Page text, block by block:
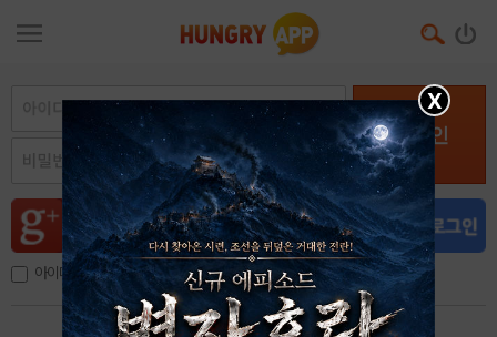
로그인
아이디, 이메일 저장
X